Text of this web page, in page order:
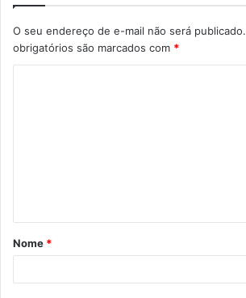
O seu endereço de e-mail não será publicado.
obrigatórios são marcados com *
Nome *